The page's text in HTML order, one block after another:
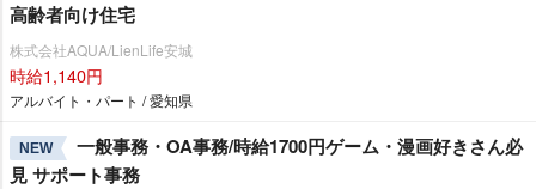
高齢者向け住宅
株式会社AQUA/LienLife安城
時給1,140円
アルバイト・パート / 愛知県
NEW
一般事務・OA事務/時給1700円ゲーム・漫画好きさん必
見 サポート事務